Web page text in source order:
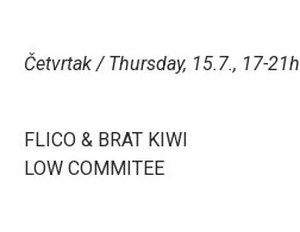
Četvrtak / Thursday, 15.7., 17-21h
FLICO & BRAT KIWI
LOW COMMITEE